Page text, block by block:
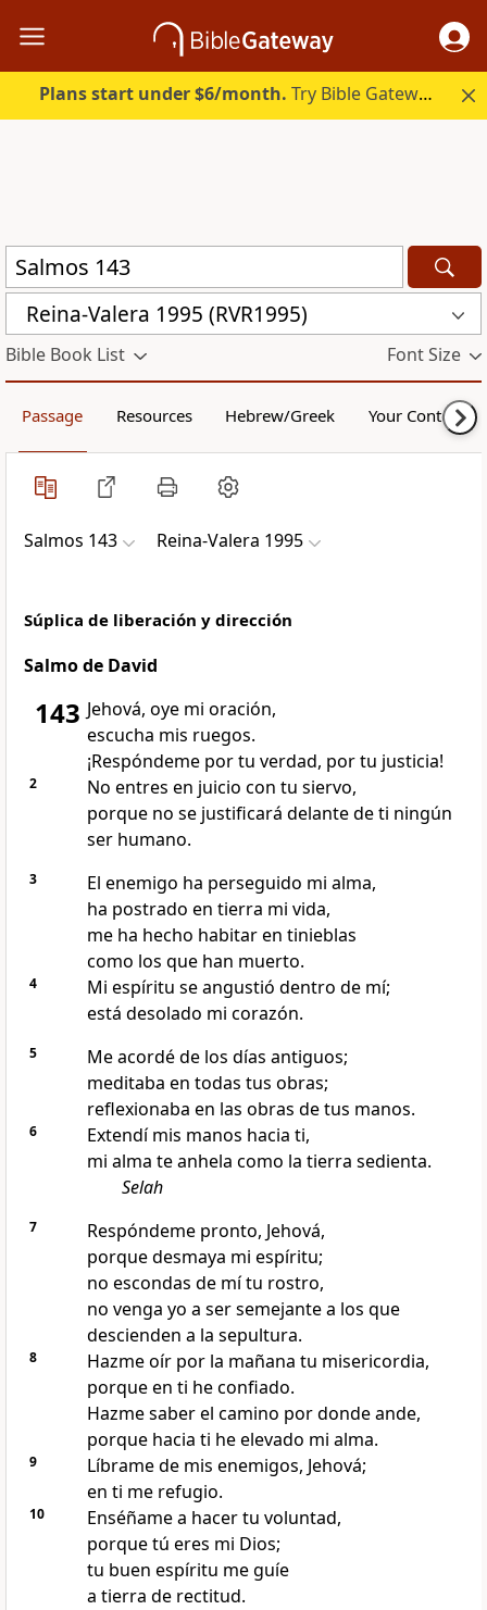
Plans start under $6/month. Try Bible Gateway Plus.
Reina-Valera 1995 (RVR1995)
Bible Book List Font Size
Passage Resources Hebrew/Greek Your Content
Salmos 143 Reina-Valera 1995
Súplica de liberación y dirección
Salmo de David
143Jehová, oye mi oración,
escucha mis ruegos.
¡Respóndeme por tu verdad, por tu justicia!
2
No entres en juicio con tu siervo,
porque no se justificará delante de ti ningún
ser humano.
3
El enemigo ha perseguido mi alma,
ha postrado en tierra mi vida,
me ha hecho habitar en tinieblas
como los que han muerto.
4
Mi espíritu se angustió dentro de mí;
está desolado mi corazón.
5
Me acordé de los días antiguos;
meditaba en todas tus obras;
reflexionaba en las obras de tus manos.
6
Extendí mis manos hacia ti,
mi alma te anhela como la tierra sedienta.
Selah
7
Respóndeme pronto, Jehová,
porque desmaya mi espíritu;
no escondas de mí tu rostro,
no venga yo a ser semejante a los que
descienden a la sepultura.
8
Hazme oír por la mañana tu misericordia,
porque en ti he confiado.
Hazme saber el camino por donde ande,
porque hacia ti he elevado mi alma.
9
Líbrame de mis enemigos, Jehová;
en ti me refugio.
10
Enséñame a hacer tu voluntad,
porque tú eres mi Dios;
tu buen espíritu me guíe
a tierra de rectitud.